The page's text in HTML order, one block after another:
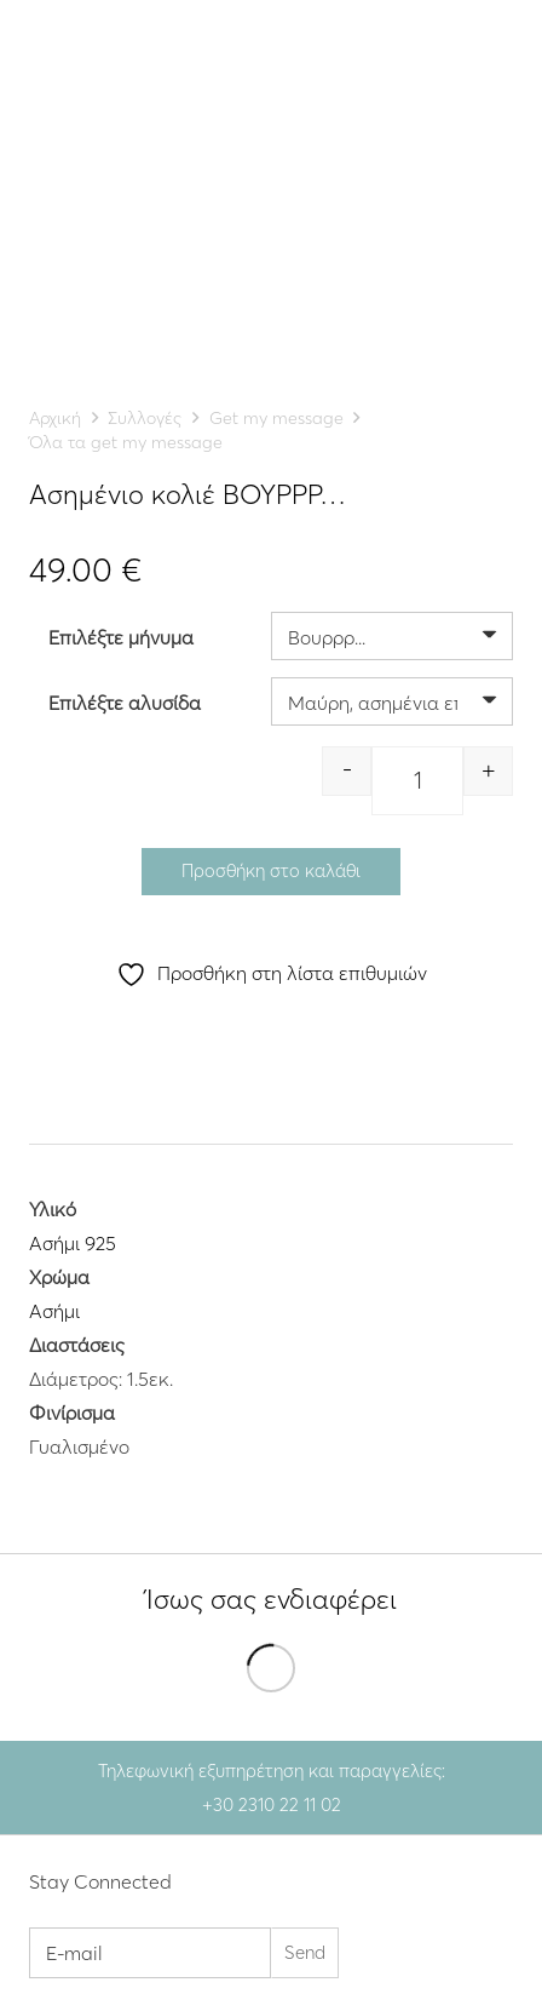
Αρχική Συλλογές
Get my message
Όλα τα get my message
Ασημένιο κολιέ ΒΟΥΡΡΡ…
49.00 €
Επιλέξτε μήνυμα
Επιλέξτε αλυσίδα
Quantity
- +
Προσθήκη στο καλάθι
Προσθήκη στη λίστα επιθυμιών
Υλικό
Ασήμι 925
Χρώμα
Ασήμι
Διαστάσεις
Διάμετρος: 1.5εκ.
Φινίρισμα
Γυαλισμένο
Ίσως σας ενδιαφέρει
Τηλεφωνική εξυπηρέτηση και παραγγελίες:
+30 2310 22 11 02
Stay Connected